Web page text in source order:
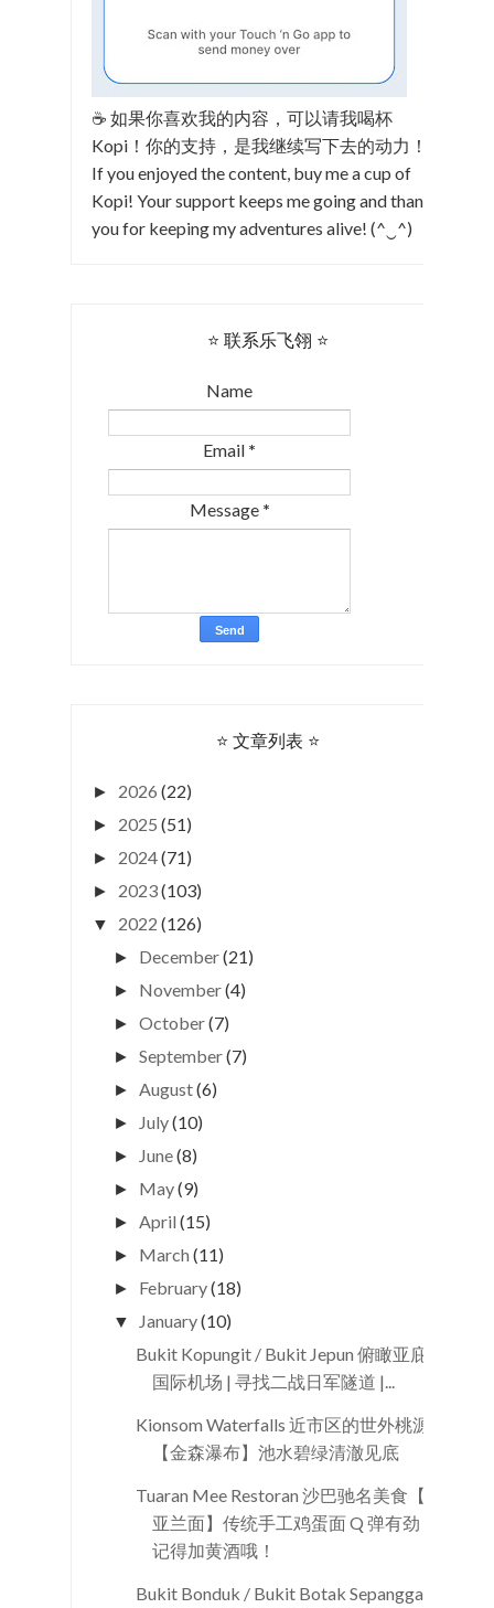
☕ 如果你喜欢我的内容，可以请我喝杯
Kopi！你的支持，是我继续写下去的动力！
If you enjoyed the content, buy me a cup of
Kopi! Your support keeps me going and thank
you for keeping my adventures alive! (^‿^)
⭐ 联系乐飞翎 ⭐
Name
Email *
Message *
⭐ 文章列表 ⭐
► 2026 (22)
► 2025 (51)
► 2024(71)
► 2023(103)
▼ 2022 (126)
► December(21)
► November(4)
►October(7)
►September(7)
►August(6)
► July(10)
► June(8)
► May(9)
►April(15)
► March(11)
► February(18)
▼ January(10)
Bukit Kopungit / Bukit Jepun 俯瞰亚庇
国际机场 | 寻找二战日军隧道 |...
Kionsom Waterfalls 近市区的世外桃源
【金森瀑布】池水碧绿清澈见底
Tuaran Mee Restoran 沙巴驰名美食【斗
亚兰面】传统手工鸡蛋面 Q 弹有劲，
记得加黄酒哦！
Bukit Bonduk / Bukit Botak Sepanggar